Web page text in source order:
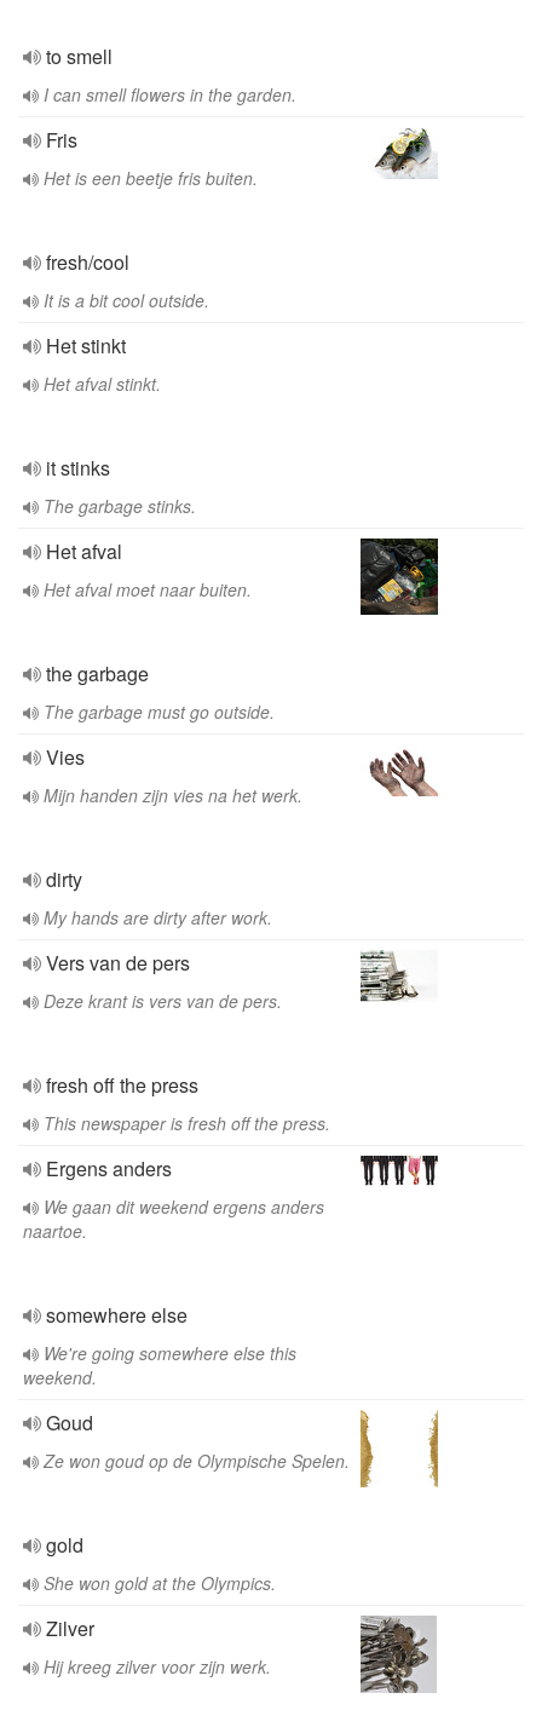
to smell
I can smell flowers in the garden.
Fris
Het is een beetje fris buiten.
fresh/cool
It is a bit cool outside.
Het stinkt
Het afval stinkt.
it stinks
The garbage stinks.
Het afval
Het afval moet naar buiten.
the garbage
The garbage must go outside.
Vies
Mijn handen zijn vies na het werk.
dirty
My hands are dirty after work.
Vers van de pers
Deze krant is vers van de pers.
fresh off the press
This newspaper is fresh off the press.
Ergens anders
We gaan dit weekend ergens anders
naartoe.
somewhere else
We're going somewhere else this
weekend.
Goud
Ze won goud op de Olympische Spelen.
gold
She won gold at the Olympics.
Zilver
Hij kreeg zilver voor zijn werk.